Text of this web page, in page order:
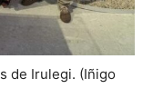
de Irulegi. (Iñigo